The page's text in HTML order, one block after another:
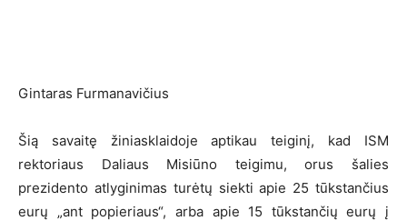
Gintaras Furmanavičius
Šią savaitę žiniasklaidoje aptikau teiginį, kad ISM
rektoriaus Daliaus Misiūno teigimu, orus šalies
prezidento atlyginimas turėtų siekti apie 25 tūkstančius
eurų „ant popieriaus“, arba apie 15 tūkstančių eurų į